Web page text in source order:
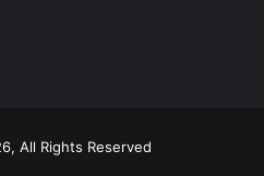
All Rights Reserved